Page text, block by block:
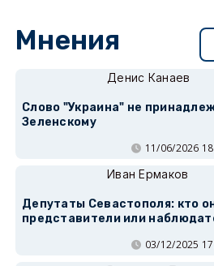
Мнения
Денис Канаев
Слово "Украина" не
Зеленскому
11/06/2026
Иван Ермаков
Депутаты Севастополя: кто
представители или
03/12/2025